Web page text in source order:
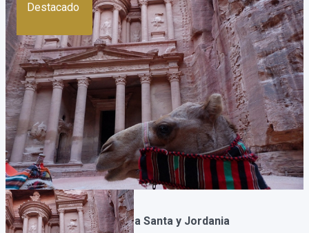
Destacado
Paquete a Egipto Tierra Santa y Jordania